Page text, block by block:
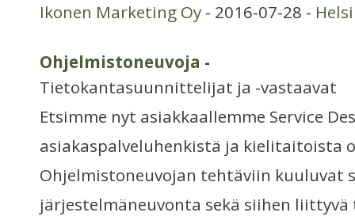
Ikonen Marketing Oy - 2016-07-28 -
Ohjelmistoneuvoja -
Tietokantasuunnittelijat ja -vastaavat
Etsimme nyt asiakkaallemme Service
asiakaspalveluhenkistä ja kielitaitoista
Ohjelmistoneuvojan tehtäviin kuuluvat
järjestelmäneuvonta sekä siihen liittyvä